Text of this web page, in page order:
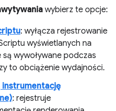
wybierz te opcje:
: wyłącza rejestrowanie
wyświetlanych na
są wywoływane podczas
to obciążenie wydajności.
instrumentację
: rejestruje